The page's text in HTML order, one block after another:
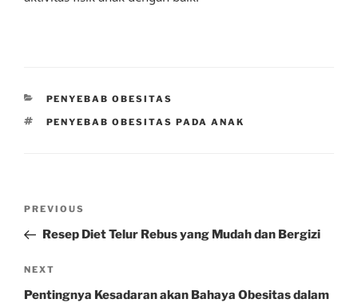
CATEGORIES
PENYEBAB OBESITAS
TAGS
PENYEBAB OBESITAS PADA ANAK
Previous
Post
PREVIOUS
Resep Diet Telur Rebus yang Mudah dan Bergizi
Next
Post
NEXT
Pentingnya Kesadaran akan Bahaya Obesitas dalam